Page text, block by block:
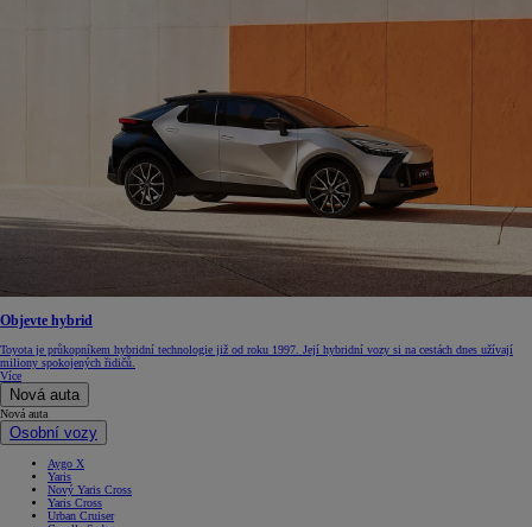
Objevte hybrid
Toyota je průkopníkem hybridní technologie již od roku 1997. Její hybridní vozy si na cestách dnes užívají
miliony spokojených řidičů.
Více
Nová auta
Nová auta
Osobní vozy
Aygo X
Yaris
Nový Yaris Cross
Yaris Cross
Urban Cruiser